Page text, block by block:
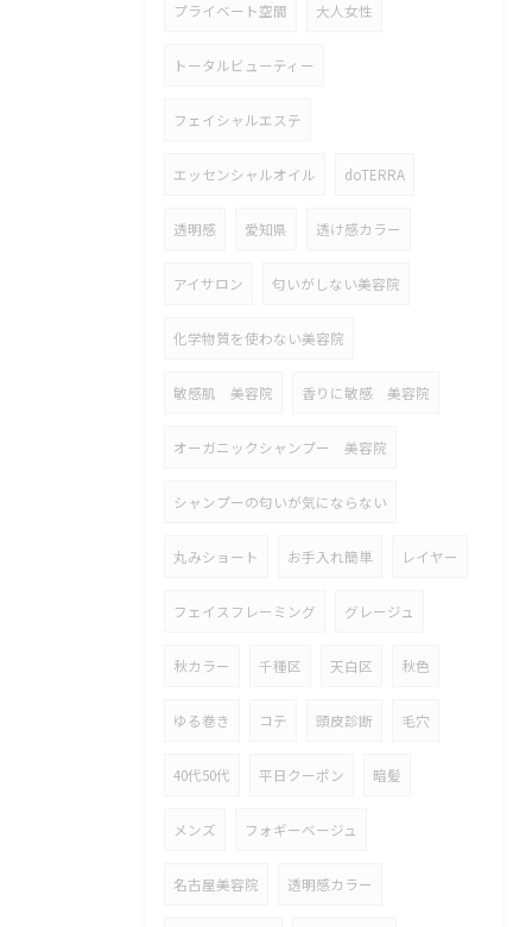
プライベート空間 大人女性
トータルビューティー
フェイシャルエステ
エッセンシャルオイル doTERRA
透明感 愛知県 透け感カラー
アイサロン 匂いがしない美容院
化学物質を使わない美容院
敏感肌 美容院 香りに敏感 美容院
オーガニックシャンプー 美容院
シャンプーの匂いが気にならない
丸みショート お手入れ簡単 レイヤー
フェイスフレーミング グレージュ
秋カラー 千種区 天白区 秋色
ゆる巻き コテ 頭皮診断 毛穴
40代50代 平日クーポン 暗髪
メンズ フォギーベージュ
名古屋美容院 透明感カラー